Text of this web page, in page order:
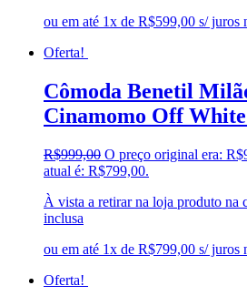
ou em até 1x de R$599,00 s/ juros
Oferta!
Cômoda Benetil
Cinamomo Off
R$999,00 O preço original era:
atual é: R$799,00.
À vista a retirar na loja produto na
inclusa
ou em até 1x de R$799,00 s/ juros
Oferta!